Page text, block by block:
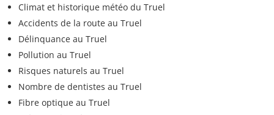
Climat et historique météo du Truel
Accidents de la route au Truel
Délinquance au Truel
Pollution au Truel
Risques naturels au Truel
Nombre de dentistes au Truel
Fibre optique au Truel